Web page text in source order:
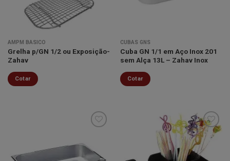
AMPM BÁSICO
Grelha p/GN 1/2 ou Exposição-
Zahav
Cotar
CUBAS GNS
Cuba GN 1/1 em Aço Inox 201
sem Alça 13L – Zahav Inox
Cotar
Minha
Minha